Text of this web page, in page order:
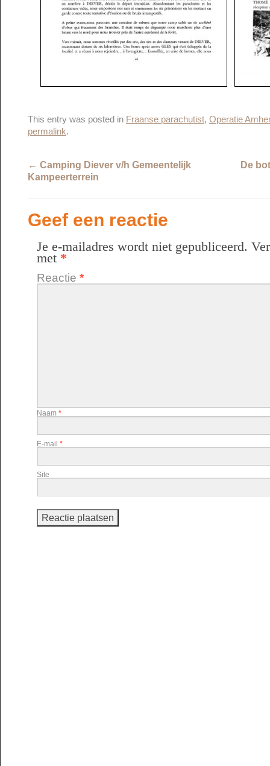
This entry was posted in Fraanse parachutist, Operatie
permalink.
← Camping Diever v/h Gemeentelijk
Kampeerterrein
De
Geef een reactie
Je e-mailadres wordt niet gepubliceerd.
met *
Reactie *
Naam *
E-mail *
Site